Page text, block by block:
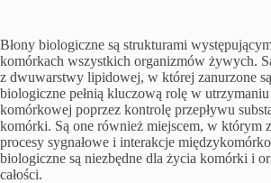
Błony biologiczne są strukturami
komórkach wszystkich organizmów żywych.
z dwuwarstwy lipidowej, w której zanurzone są
biologiczne pełnią kluczową rolę w
komórkowej poprzez kontrolę przepływu
komórki. Są one również miejscem, w którym
procesy sygnałowe i interakcje
biologiczne są niezbędne dla życia komórki i
całości.